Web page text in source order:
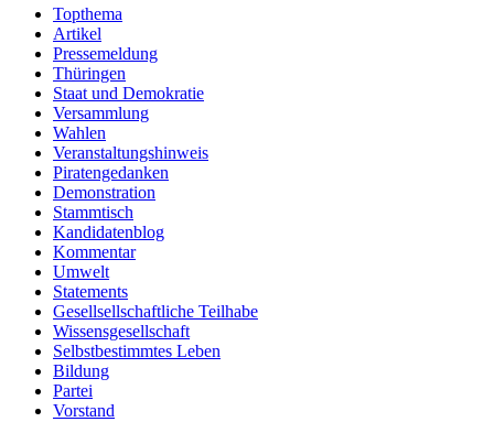
Topthema
Artikel
Pressemeldung
Thüringen
Staat und Demokratie
Versammlung
Wahlen
Veranstaltungshinweis
Piratengedanken
Demonstration
Stammtisch
Kandidatenblog
Kommentar
Umwelt
Statements
Gesellsellschaftliche Teilhabe
Wissensgesellschaft
Selbstbestimmtes Leben
Bildung
Partei
Vorstand